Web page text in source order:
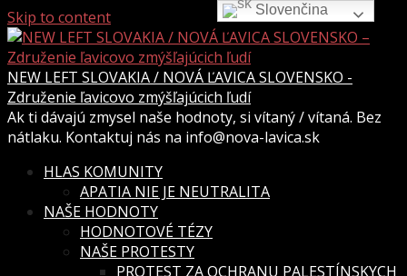
Skip to content
NEW LEFT SLOVAKIA / NOVÁ ĽAVICA SLOVENSKO -
Združenie ľavicovo zmýšľajúcich ľudí
Ak ti dávajú zmysel naše hodnoty, si vítaný / vítaná. Bez
nátlaku. Kontaktuj nás na info@nova-lavica.sk
HLAS KOMUNITY
APATIA NIE JE NEUTRALITA
NAŠE HODNOTY
HODNOTOVÉ TÉZY
NAŠE PROTESTY
PROTEST ZA OCHRANU PALESTÍNSKYCH
Slovenčina